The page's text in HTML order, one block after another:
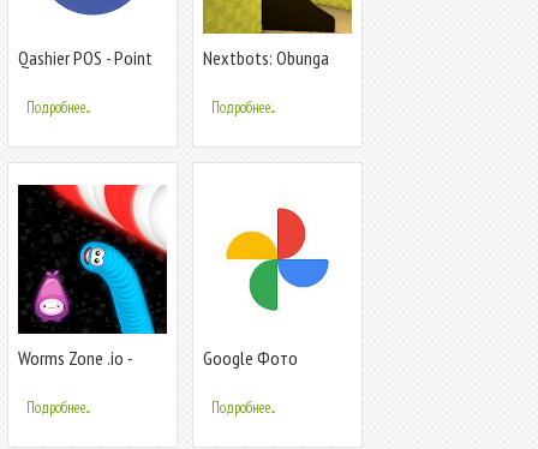
Qashier POS - Point
Подробнее...
Nextbots: Obunga
Подробнее...
Worms Zone .io -
Подробнее...
Google Фото
Подробнее...